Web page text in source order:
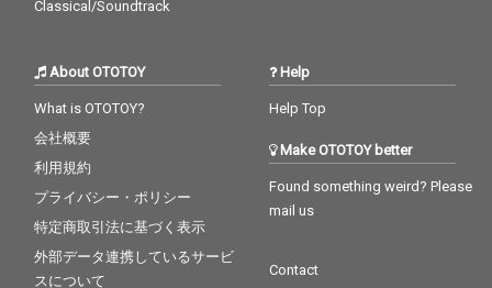
Classical/Soundtrack
About OTOTOY
What is OTOTOY?
会社概要
利用規約
プライバシー・ポリシー
特定商取引法に基づく表示
外部データ連携しているサービ
スについて
Help
Help Top
Make OTOTOY better
Found something weird? Please
mail us
Contact